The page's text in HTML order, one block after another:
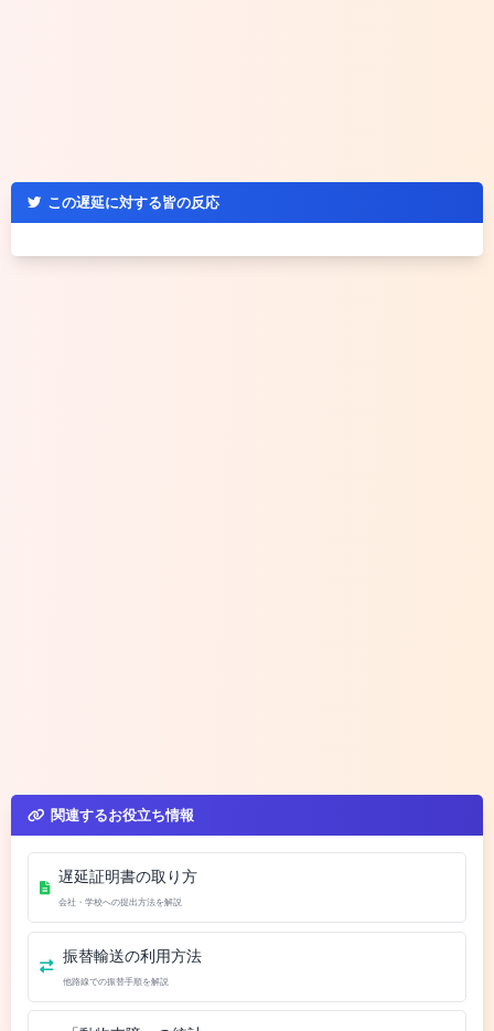
この遅延に対する皆の反応
関連するお役立ち情報
遅延証明書の取り方
会社・学校への提出方法を解説
振替輸送の利用方法
他路線での振替手順を解説